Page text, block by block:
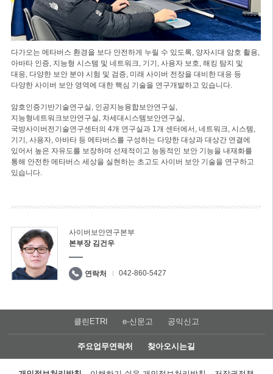
다가오는 메타버스 환경을 보다 안전하게 누릴 수 있도록, 양자시대 암호 활용,
아바타 인증, 지능형 시스템 및 네트워크, 기기, 사용자 보호, 해킹 탐지 및
대응, 다양한 보안 분야 시험 및 검증, 미래 사이버 전장을 대비한 대응 등
다양한 사이버 보안 영역에 대한 핵심 기술을 연구개발하고 있습니다.
암호인증기반기술연구실, 인공지능융합보안연구실,
지능형네트워크보안연구실, 차세대시스템보안연구실,
국방사이버전기술연구센터의 4개 연구실과 1개 센터에서, 네트워크, 시스템,
기기, 사용자, 아바타 등 메타버스를 구성하는 다양한 대상과 대상간 연결에
있어서 높은 자유도를 보장하며 선제적이고 능동적인 보안 기능을 내재화를
통해 안전한 메타버스 세상을 실현하는 초고도 사이버 보안 기술을 연구하고
있습니다.
사이버보안연구본부
본부장 김건우
연락처 042-860-5427
클린ETRI e-신문고 공익신고
주요업무연락처 찾아오시는길